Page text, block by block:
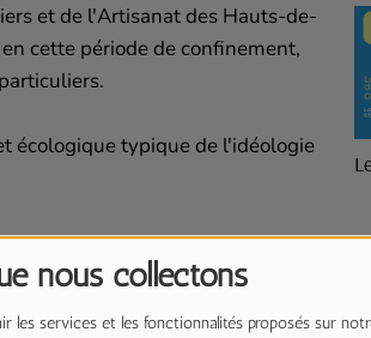
nous collectons
les services et les fonctionnalités proposés sur
et de l'Artisanat des Hauts-de-
cette période de confinement,
écologique typique de l'idéologie